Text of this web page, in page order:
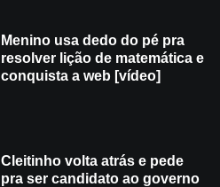
Menino usa dedo do pé pra
resolver lição de matemática e
conquista a web [vídeo]
Cleitinho volta atrás e pede
pra ser candidato ao governo